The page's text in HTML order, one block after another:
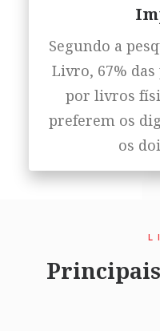
Segundo a
Livro, 67%
por livros
preferem os
os